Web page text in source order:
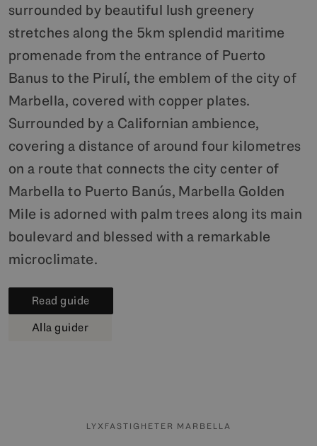
surrounded by beautiful lush greenery
stretches along the 5km splendid maritime
promenade from the entrance of Puerto
Banus to the Pirulí, the emblem of the city of
Marbella, covered with copper plates.
Surrounded by a Californian ambience,
covering a distance of around four kilometres
on a route that connects the city center of
Marbella to Puerto Banús, Marbella Golden
Mile is adorned with palm trees along its main
boulevard and blessed with a remarkable
microclimate.
Read guide
Alla guider
LYXFASTIGHETER MARBELLA